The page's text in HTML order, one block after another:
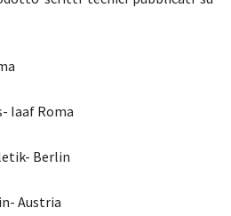
Iaaf Roma
Berlin
Austria